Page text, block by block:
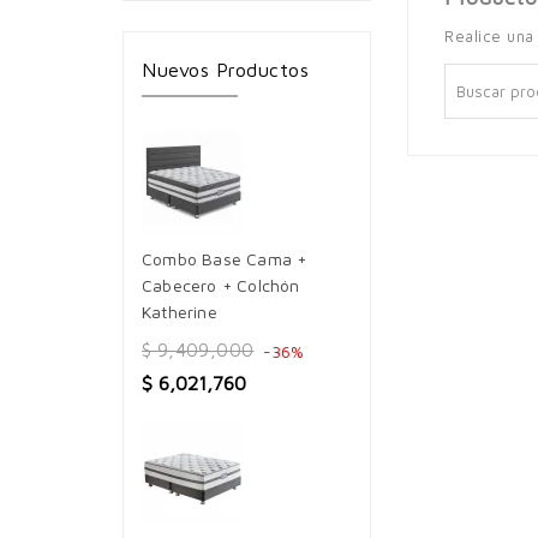
Nuevos Productos
Combo Base Cama +
Cabecero + Colchón
Katherine
$ 9,409,000 -36%
$ 6,021,760
Realice